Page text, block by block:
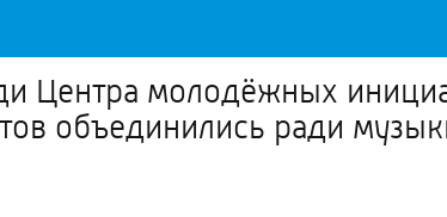
молодёжных
объединились ради